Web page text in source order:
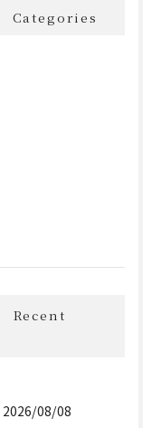
Categories
Recent
2026/08/08